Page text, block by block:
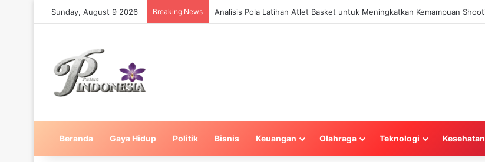
Sunday, August 9 2026 Breaking News Analisis Pola Latihan Atlet Basket untuk Meningkatkan Kemampuan
Beranda Gaya Hidup Politik Bisnis Keuangan Olahraga Teknologi Kesehatan